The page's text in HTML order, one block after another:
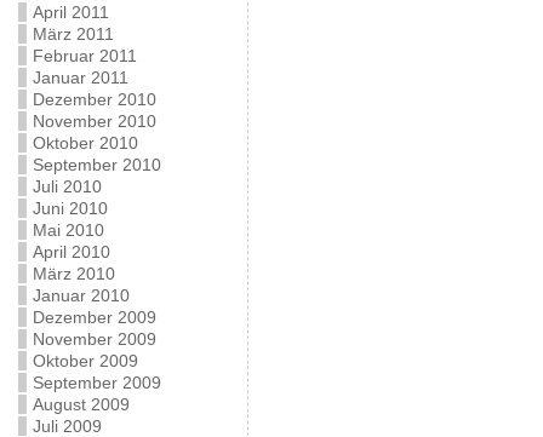
April 2011
März 2011
Februar 2011
Januar 2011
Dezember 2010
November 2010
Oktober 2010
September 2010
Juli 2010
Juni 2010
Mai 2010
April 2010
März 2010
Januar 2010
Dezember 2009
November 2009
Oktober 2009
September 2009
August 2009
Juli 2009